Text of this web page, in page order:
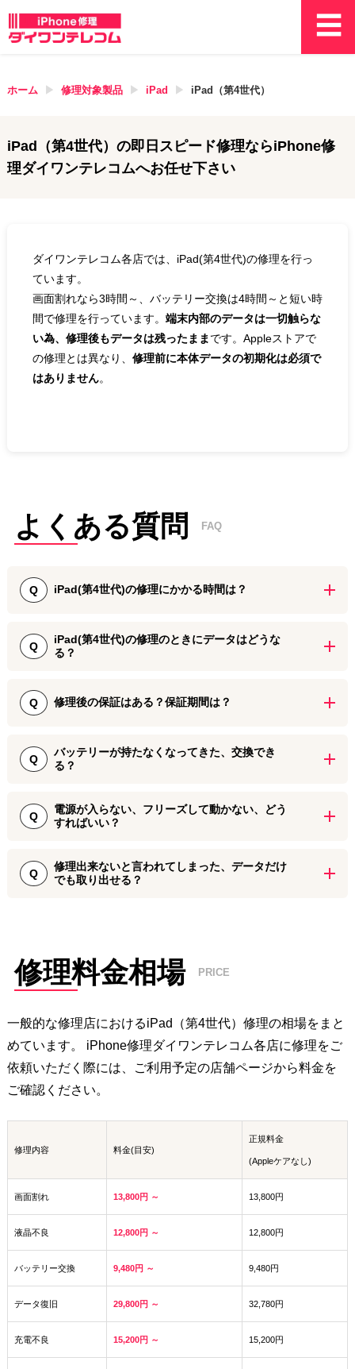
ホーム 修理対象製品 iPad iPad（第4世代）
iPad（第4世代） の即日スピード修理ならiPhone修
理ダイワンテレコムへお任せ下さい
ダイワンテレコム各店では、iPad(第4世代)の修理を行っ
ています。
画面割れなら3時間～、バッテリー交換は4時間～と短い時
間で修理を行っています。 端末内部のデータは一切触らな
い為、修理後もデータは残ったまま です。Appleストアで
の修理とは異なり、 修理前に本体データの初期化は必須で
はありません。
よくある質問 FAQ
Q iPad(第4世代)の修理にかかる時間は？
舗の混雑具合によって異なりはしますが3時間ほどで修理対応いたし
ます。
ので、お急ぎの場合でもぜひご活用ください。
対応ができない場合がございますので、あらかじめご連絡いただけ
ますとスムーズに修理を案内することができます。
Q
iPad(第4世代)の修理のときにデータはどうな
る？
データを残したまま端末をお返しすることができます。データの初
期化などを行うことはございませんので、ご安心して修理をご依頼
Q 修理後の保証はある？保証期間は？
ております。
おりますが、万が一受け取り後に初期不良と思われる症状がござい
ましたら、保証期間内でしたら無償で再修理を承ります。
iPhone修理ダイワンテレコム店舗まであらかじめご相談ください。
Q
バッテリーが持たなくなってきた、交換でき
る？
い端末ではバッテリー駆動時間がかなり短くなっていることが多い
と思われます。バッテリー持ちが悪いと感じられたら、バッテリー
iPhone修理ダイワンテレコムでは、iPad第4世代のバッテリー交換修
Q
電源が入らない、フリーズして動かない、どう
すればいい？
れる場合には、一度強制再起動の手順でiPadを再起動してみてくだ
さい。iPad 第4世代の強制再起動は、電源ボタンとホームボタンを
修理ダイワンテレコム店舗までご相談ください。
Q
修理出来ないと言われてしまった、データだけ
でも取り出せる？
iPhone修理ダイワンテレコムでは、基板が故障して起動できなくな
ったiPad第4世代の基板修理を承っております。店舗によってはiPad
の基板修理を行っていない場合がございますので、お近くの店舗ま
修理料金相場 PRICE
一般的な修理店におけるiPad（第4世代） 修理の相場をまと
めています。 iPhone修理ダイワンテレコム各店に修理をご
依頼いただく際には、ご利用予定の店舗ページから料金を
ご確認ください。
修理内容 料金(目安)
正規料金
(Appleケアなし)
画面割れ 13,800円 ～ 13,800円
液晶不良 12,800円 ～ 12,800円
バッテリー交換 9,480円 ～ 9,480円
データ復旧 29,800円 ～ 32,780円
充電不良 15,200円 ～ 15,200円